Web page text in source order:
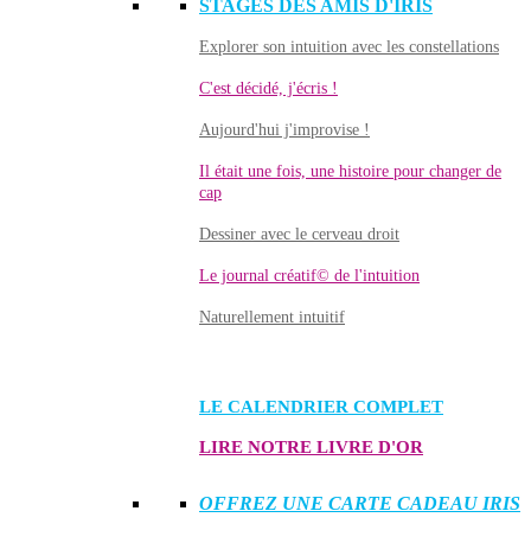
STAGES DES AMIS D'IRIS
Explorer son intuition avec les constellations
C'est décidé, j'écris !
Aujourd'hui j'improvise !
Il était une fois, une histoire pour changer de
cap
Dessiner avec le cerveau droit
Le journal créatif© de l'intuition
Naturellement intuitif
LE CALENDRIER COMPLET
LIRE NOTRE LIVRE D'OR
OFFREZ UNE CARTE CADEAU IRIS